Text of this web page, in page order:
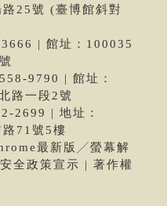
25號 (臺博館斜對
| 館址：100035
9790 | 館址：
路一段2號
2699 | 地址：
71號5樓
最新版╱螢幕解
全政策宣示 | 著作權